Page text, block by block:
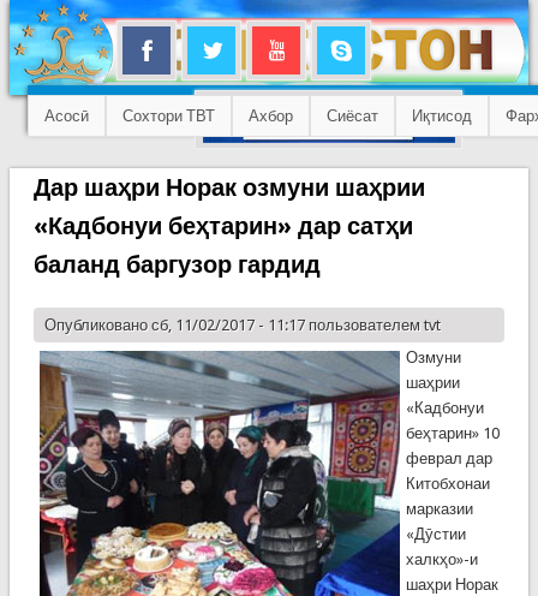
Асосӣ Сохтори ТВТ Ахбор Сиёсат Иқтисод
Дар шаҳри Норак озмуни шаҳрии
«Кадбонуи беҳтарин» дар сатҳи
баланд баргузор гардид
Опубликовано сб, 11/02/2017 - 11:17 пользователем tvt
Озмуни
шаҳрии
«Кадбонуи
беҳтарин» 10
феврал дар
Китобхонаи
марказии
«Дӯстии
халкҳо»-и
шаҳри Норак